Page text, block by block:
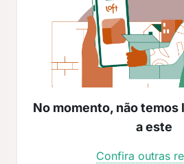
No momento, não
a este
Confira outras